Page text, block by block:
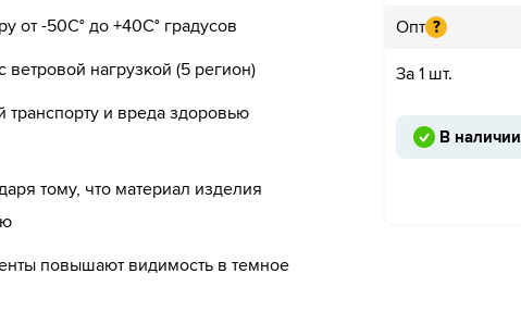
от -50С° до +40С° градусов
нагрузкой (5 регион)
и вреда здоровью
тому, что материал изделия
повышают видимость в темное
Опт ?
За 1 шт.
В наличии